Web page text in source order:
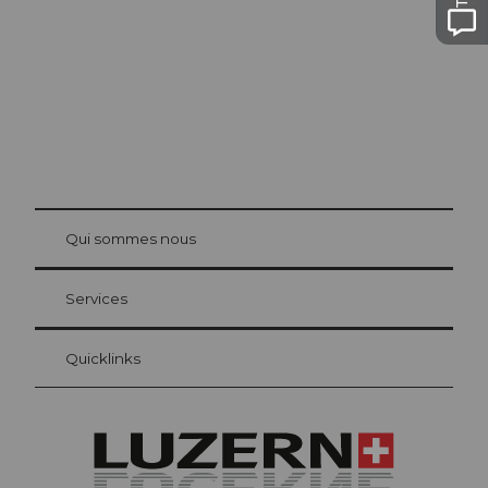
Carte d’hôte Lucerne
Vos avantages en tant qu'hôte pour la nuit
at Bre
Qui sommes nous
Services
Quicklinks